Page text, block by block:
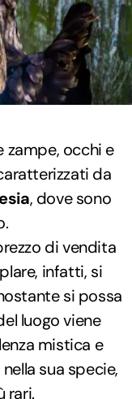
zampe, occhi e
da
, dove sono
di vendita
infatti, si
si possa
luogo viene
mistica e
sua specie,
rari.